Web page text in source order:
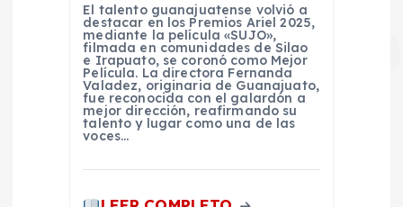
El talento guanajuatense volvió a
destacar en los Premios Ariel 2025,
mediante la película «SUJO»,
filmada en comunidades de Silao
e Irapuato, se coronó como Mejor
Película. La directora Fernanda
Valadez, originaria de Guanajuato,
fue reconocida con el galardón a
mejor dirección, reafirmando su
talento y lugar como una de las
voces…